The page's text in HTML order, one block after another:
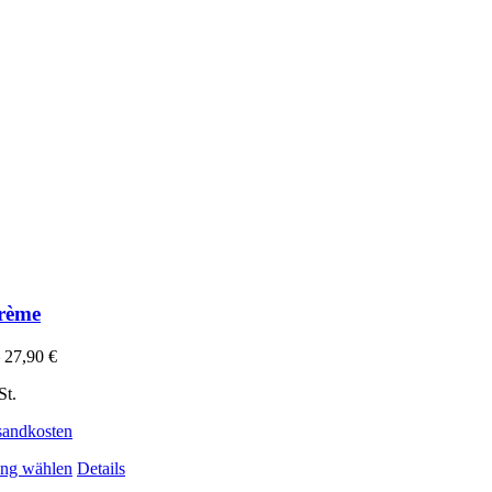
27,90 €
wählen Dieses Produkt weist mehrere Varianten auf. Die
Details